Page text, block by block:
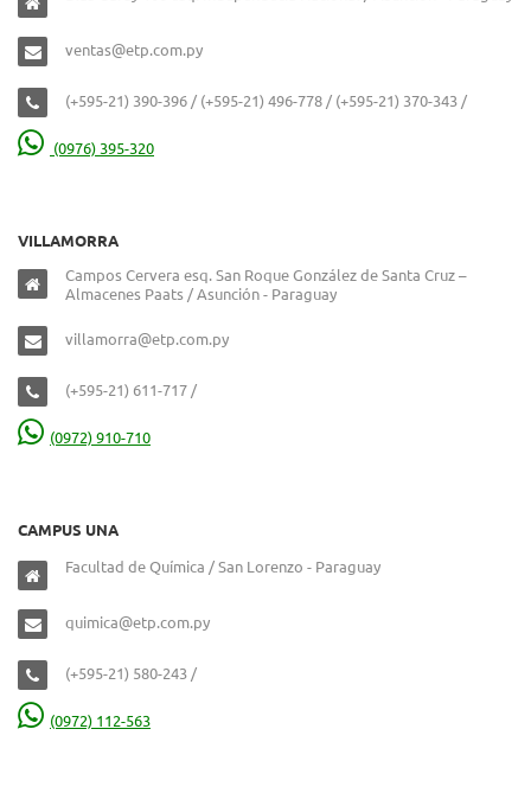
ventas@etp.com.py
(+595-21) 390-396 / (+595-21) 496-778 / (+595-21) 370-343 /
(0976) 395-320
VILLAMORRA
Campos Cervera esq. San Roque González de Santa Cruz –
Almacenes Paats / Asunción - Paraguay
villamorra@etp.com.py
(+595-21) 611-717 /
(0972) 910-710
CAMPUS UNA
Facultad de Química / San Lorenzo - Paraguay
quimica@etp.com.py
(+595-21) 580-243 /
(0972) 112-563